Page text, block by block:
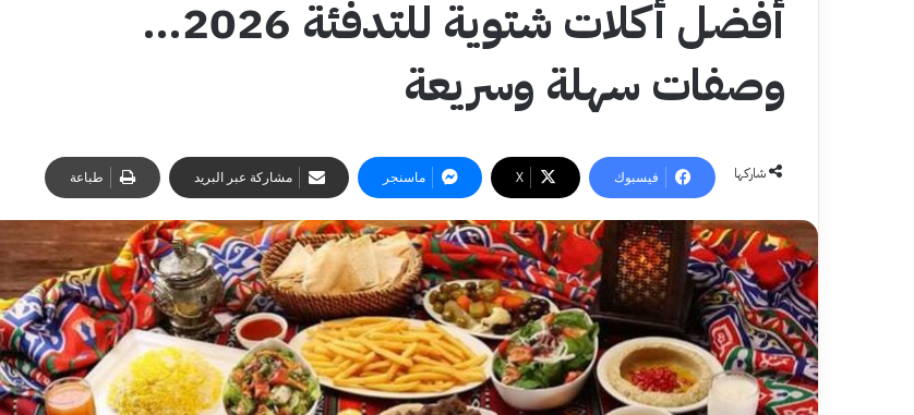
أفضل أكلات شتوية للتدفئة 2026…
وصفات سهلة وسريعة
شاركها فيسبوك ‫X ماسنجر مشاركة عبر البريد طباعة